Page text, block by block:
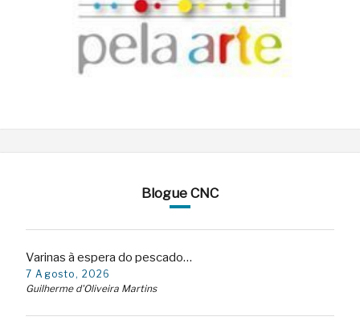
Blogue CNC
Varinas à espera do pescado…
7 Agosto, 2026
Guilherme d'Oliveira Martins